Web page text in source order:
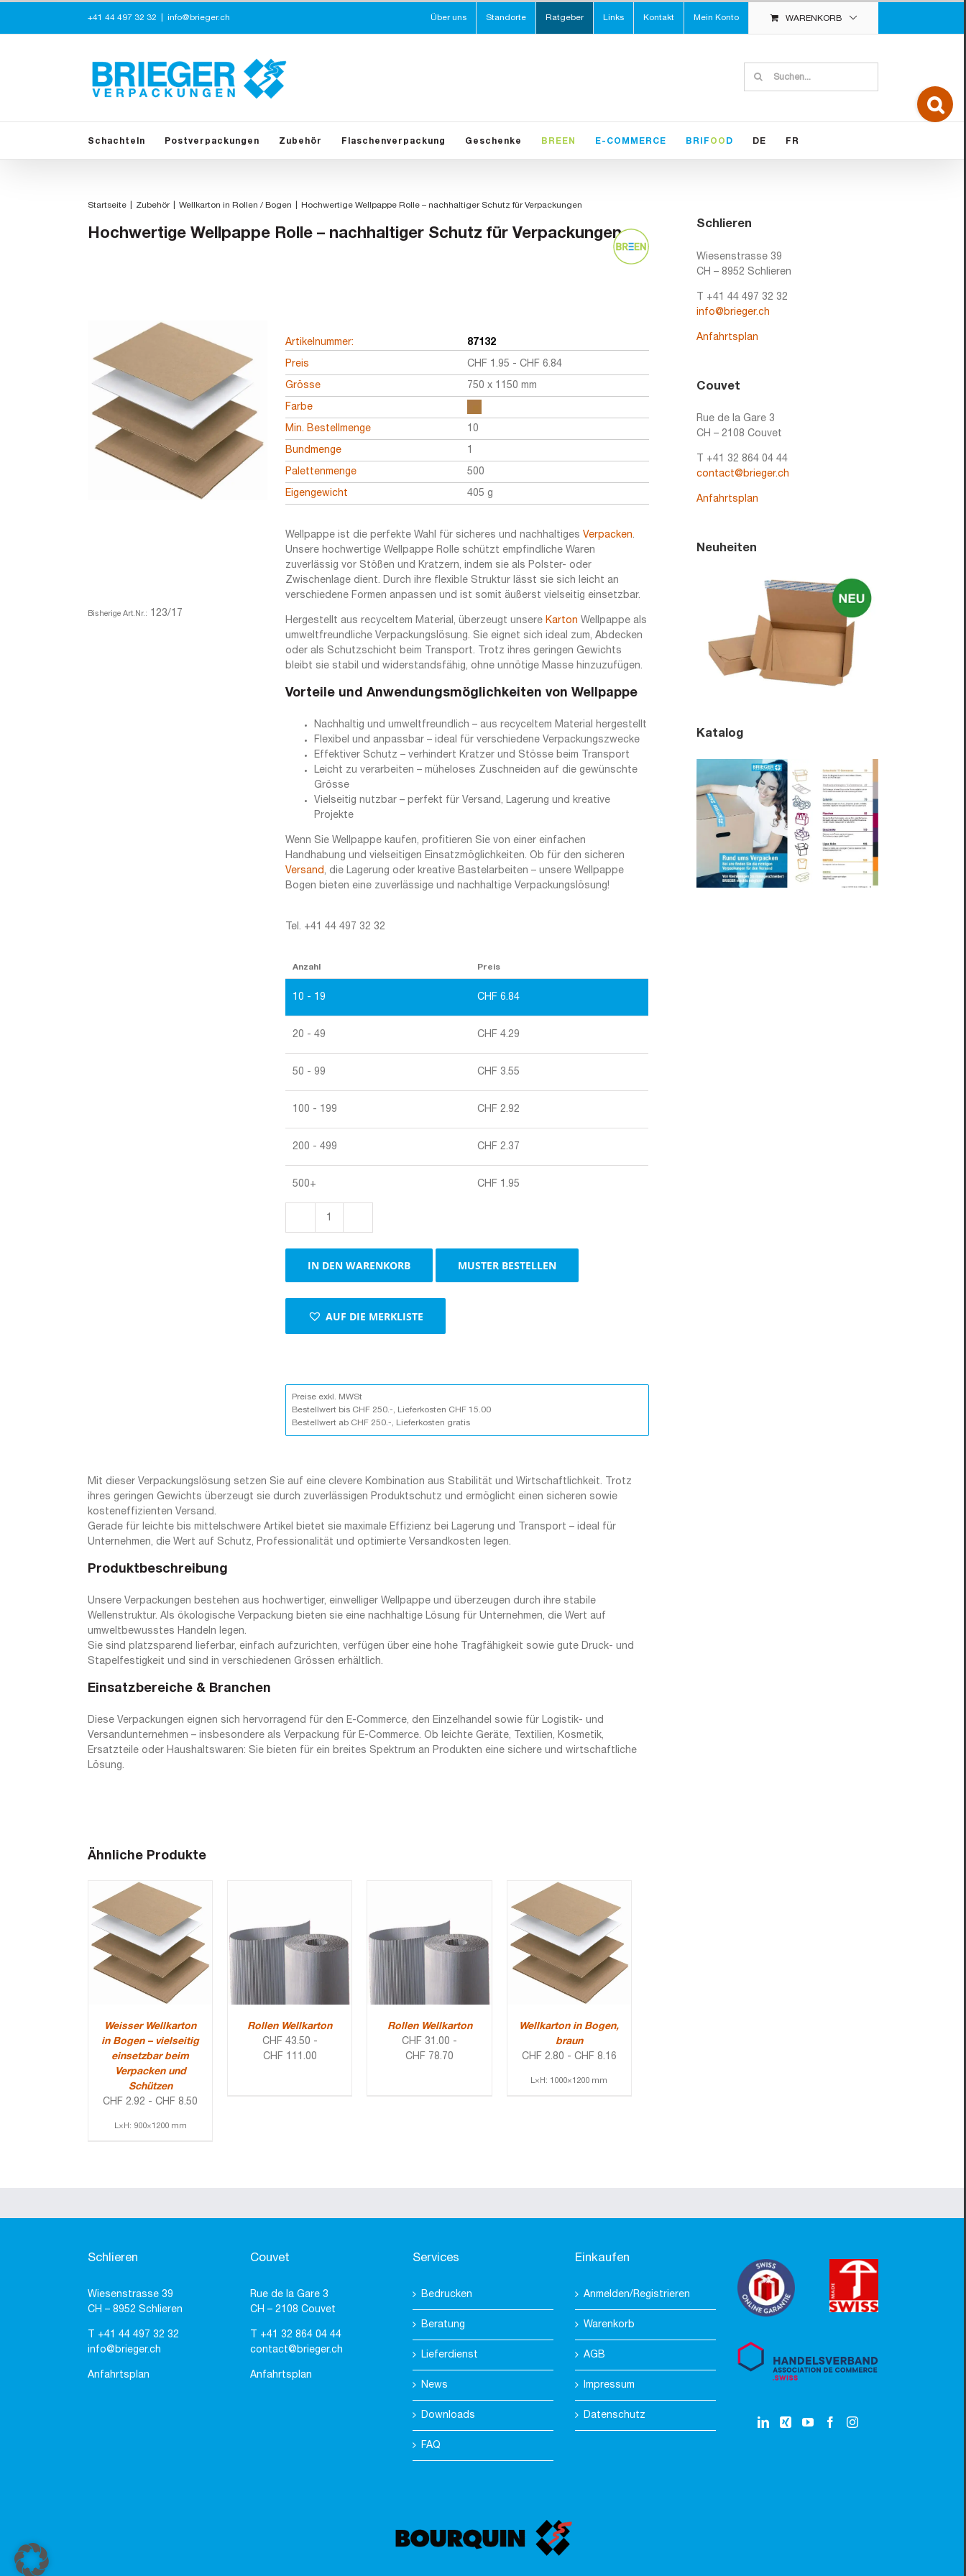
springen
+41 44 497 32 32 info@brieger.ch Über uns Standorte Ratgeber Links Kontakt Mein Konto WARENKORB
nach:
Schachteln Postverpackungen Zubehör Flaschenverpackung Geschenke BREEN E-COMMERCE BRIF OO D DE FR
Startseite Zubehör Wellkarton in Rollen / Bogen Hochwertige Wellpappe Rolle – nachhaltiger Schutz für Verpackungen
Hochwertige Wellpappe Rolle – nachhaltiger Schutz für Verpackungen
Bisherige Art.Nr.: 123/17
Artikelnummer: 87132
Preis CHF 1.95 -CHF 6.84
Grösse 750 x 1150 mm
Farbe
Min. Bestellmenge 10
Bundmenge
Palettenmenge 500
Eigengewicht 405 g
Wellpappe ist die perfekte Wahl für sicheres und nachhaltiges Verpacken.
Unsere hochwertige Wellpappe Rolle schützt empfindliche Waren
zuverlässig vor Stößen und Kratzern, indem sie als Polster- oder
Zwischenlage dient. Durch ihre flexible Struktur lässt sie sich leicht an
verschiedene Formen anpassen und ist somit äußerst vielseitig einsetzbar.
Hergestellt aus recyceltem Material, überzeugt unsere Karton Wellpappe als
umweltfreundliche Verpackungslösung. Sie eignet sich ideal zum, Abdecken
oder als Schutzschicht beim Transport. Trotz ihres geringen Gewichts
bleibt sie stabil und widerstandsfähig, ohne unnötige Masse hinzuzufügen.
Vorteile und Anwendungsmöglichkeiten von Wellpappe
Nachhaltig und umweltfreundlich – aus recyceltem Material hergestellt
Flexibel und anpassbar – ideal für verschiedene Verpackungszwecke
Effektiver Schutz – verhindert Kratzer und Stösse beim Transport
Leicht zu verarbeiten – müheloses Zuschneiden auf die gewünschte
Grösse
Vielseitig nutzbar – perfekt für Versand, Lagerung und kreative
Projekte
Wenn Sie Wellpappe kaufen, profitieren Sie von einer einfachen
Handhabung und vielseitigen Einsatzmöglichkeiten. Ob für den sicheren
Versand, die Lagerung oder kreative Bastelarbeiten – unsere Wellpappe
Bogen bieten eine zuverlässige und nachhaltige Verpackungslösung!
Tel. +41 44 497 32 32
Anzahl Preis
10 - 19 CHF 6.84
20 - 49 CHF 4.29
50 - 99 CHF 3.55
100 - 199 CHF 2.92
200 - 499 CHF 2.37
500+ CHF 1.95
–
nachhaltiger
Schutz
für
IN DEN WARENKORB MUSTER BESTELLEN
AUF DIE MERKLISTE
Preise exkl. MWSt
Bestellwert bis CHF 250.-, Lieferkosten CHF 15.00
Bestellwert ab CHF 250.-, Lieferkosten gratis
Mit dieser Verpackungslösung setzen Sie auf eine clevere Kombination aus Stabilität und Wirtschaftlichkeit. Trotz
ihres geringen Gewichts überzeugt sie durch zuverlässigen Produktschutz und ermöglicht einen sicheren sowie
kosteneffizienten Versand.
Gerade für leichte bis mittelschwere Artikel bietet sie maximale Effizienz bei Lagerung und Transport – ideal für
Unternehmen, die Wert auf Schutz, Professionalität und optimierte Versandkosten legen.
Produktbeschreibung
Unsere Verpackungen bestehen aus hochwertiger, einwelliger Wellpappe und überzeugen durch ihre stabile
Wellenstruktur. Als ökologische Verpackung bieten sie eine nachhaltige Lösung für Unternehmen, die Wert auf
umweltbewusstes Handeln legen.
Sie sind platzsparend lieferbar, einfach aufzurichten, verfügen über eine hohe Tragfähigkeit sowie gute Druck- und
Stapelfestigkeit und sind in verschiedenen Grössen erhältlich.
Einsatzbereiche & Branchen
Diese Verpackungen eignen sich hervorragend für den E-Commerce, den Einzelhandel sowie für Logistik- und
Versandunternehmen – insbesondere als Verpackung für E-Commerce. Ob leichte Geräte, Textilien, Kosmetik,
Ersatzteile oder Haushaltswaren: Sie bieten für ein breites Spektrum an Produkten eine sichere und wirtschaftliche
Lösung.
Ähnliche Produkte
Weisser Wellkarton
in Bogen – vielseitig
einsetzbar beim
Verpacken und
Schützen
CHF 2.92 -CHF 8.50
L×H: 900×1200 mm
Rollen Wellkarton
CHF 43.50 -
CHF 111.00
Rollen Wellkarton
CHF 31.00 -
CHF 78.70
Wellkarton in Bogen,
braun
CHF 2.80 - CHF 8.16
L×H: 1000×1200 mm
Schlieren
Wiesenstrasse 39
CH – 8952 Schlieren
T +41 44 497 32 32
info@brieger.ch
Anfahrtsplan
Couvet
Rue de la Gare 3
CH – 2108 Couvet
T +41 32 864 04 44
contact@brieger.ch
Anfahrtsplan
Neuheiten
Katalog
Schlieren
Wiesenstrasse 39
CH – 8952 Schlieren
+41 44 497 32 32
info@brieger.ch
Anfahrtsplan
Couvet
Rue de la Gare 3
CH – 2108 Couvet
+41 32 864 04 44
contact@brieger.ch
Anfahrtsplan
Services
Bedrucken
Beratung
Lieferdienst
News
Downloads
FAQ
Einkaufen
Anmelden/Registrieren
Warenkorb
AGB
Impressum
Datenschutz
Toggle
Sliding
Bar